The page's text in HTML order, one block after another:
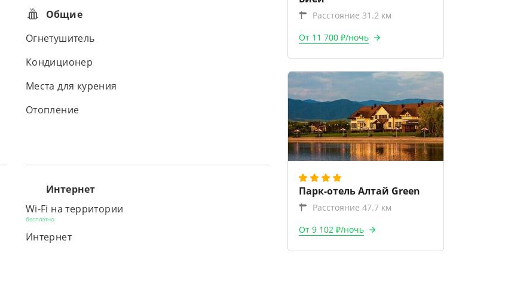
Общие
Огнетушитель
Кондиционер
Места для курения
Отопление
Интернет
Wi-Fi на территории
бесплатно
Интернет
Расстояние 31.2 км
От 11 700 ₽/ночь
Парк-отель Алтай Green
Расстояние 47.7 км
От 9 102 ₽/ночь